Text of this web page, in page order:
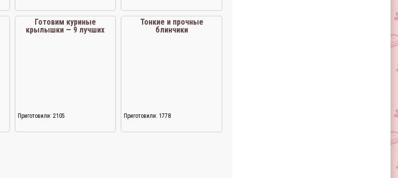
Готовим куриные
крылышки — 9 лучших
Приготовили: 2105
Тонкие и прочные
блинчики
Приготовили: 1778